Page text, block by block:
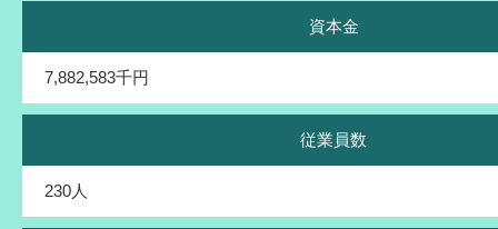
資本金
7,882,583千円
従業員数
230人